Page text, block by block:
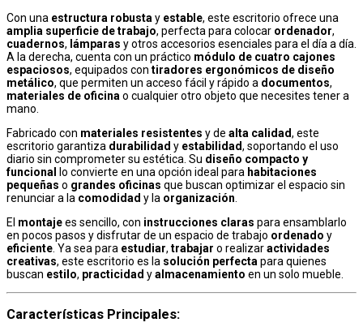
Con una estructura robusta y estable, este escritorio ofrece una
amplia superficie de trabajo, perfecta para colocar ordenador,
cuadernos, lámparas y otros accesorios esenciales para el día a día.
A la derecha, cuenta con un práctico módulo de cuatro cajones
espaciosos, equipados con tiradores ergonómicos de diseño
metálico, que permiten un acceso fácil y rápido a documentos,
materiales de oficina o cualquier otro objeto que necesites tener a
mano.
Fabricado con materiales resistentes y de alta calidad, este
escritorio garantiza durabilidad y estabilidad, soportando el uso
diario sin comprometer su estética. Su diseño compacto y
funcional
lo convierte en una opción ideal para habitaciones
pequeñas o grandes oficinas que buscan optimizar el espacio sin
renunciar a la comodidad y la organización
El montajees sencillo, con instrucciones claras para ensamblarlo
en pocos pasos y disfrutar de un espacio de trabajo ordenado y
eficiente . Ya sea para estudiar, trabajar o realizaractividades
creativas, este escritorio es la solución perfecta para quienes
buscan estilo, practicidad yalmacenamiento en un solo mueble.
Características Principales: